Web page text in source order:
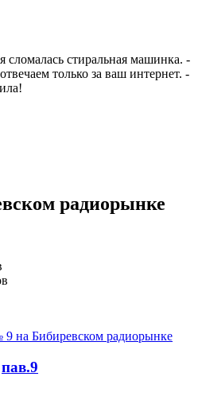
сломалась стиральная машинка. -
только за ваш интернет. -
радиорынке
пав.9